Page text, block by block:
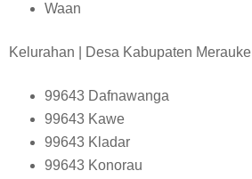
Waan
Kelurahan | Desa Kabupaten Merauke
99643 Dafnawanga
99643 Kawe
99643 Kladar
99643 Konorau